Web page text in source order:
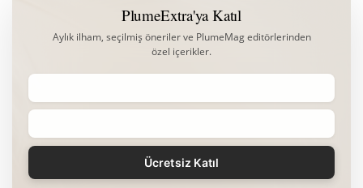
PlumeExtra'ya Katıl
Aylık ilham, seçilmiş öneriler ve PlumeMag editörlerinden
özel içerikler.